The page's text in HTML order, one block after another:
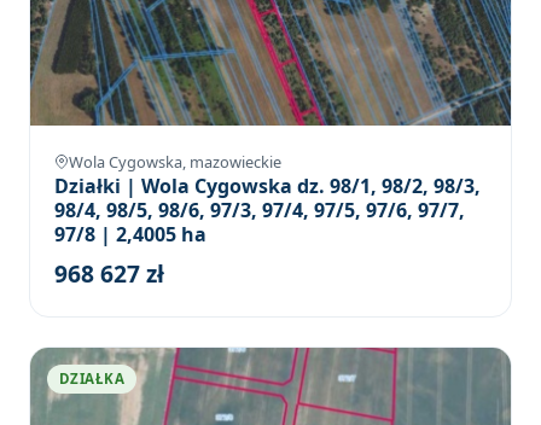
Wola Cygowska, mazowieckie
Działki | Wola Cygowska dz. 98/1, 98/2, 98/3,
98/4, 98/5, 98/6, 97/3, 97/4, 97/5, 97/6, 97/7,
97/8 | 2,4005 ha
968 627 zł
DZIAŁKA